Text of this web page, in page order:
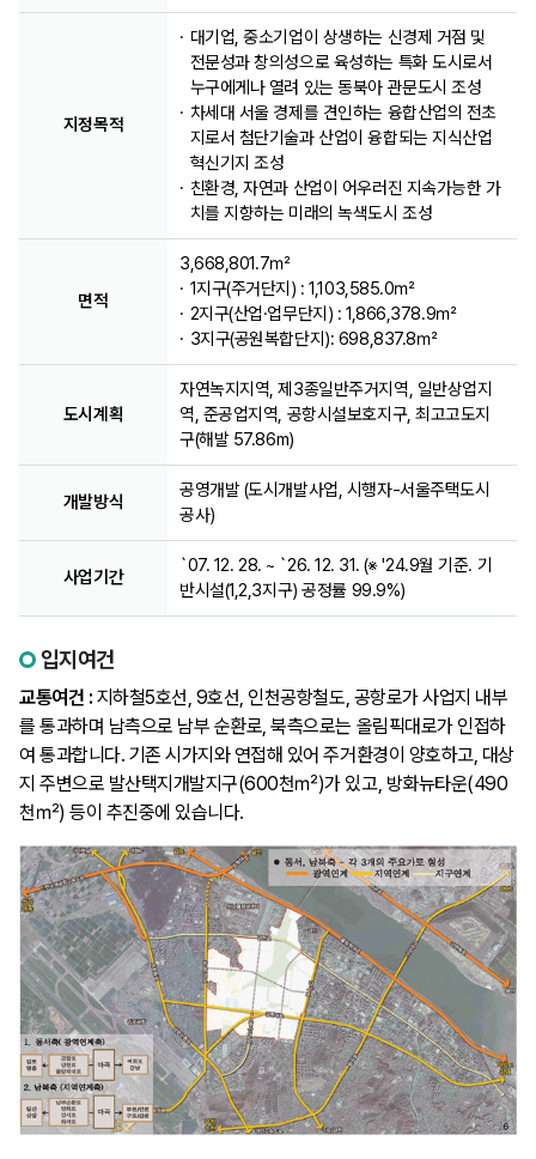
지정목적
대기업, 중소기업이 상생하는 신경제 거점 및
전문성과 창의성으로 육성하는 특화 도시로서
누구에게나 열려 있는 동북아 관문도시 조성
차세대 서울 경제를 견인하는 융합산업의 전초
지로서 첨단기술과 산업이 융합되는 지식산업
혁신기지 조성
친환경, 자연과 산업이 어우러진 지속가능한 가
치를 지향하는 미래의 녹색도시 조성
면적
3,668,801.7㎡
1지구(주거단지) : 1,103,585.0㎡
2지구(산업·업무단지) : 1,866,378.9㎡
3지구(공원복합단지): 698,837.8㎡
도시계획
자연녹지지역, 제3종일반주거지역, 일반상업지
역, 준공업지역, 공항시설보호지구, 최고고도지
구(해발 57.86m)
개발방식
공영개발 (도시개발사업, 시행자-서울주택도시
공사)
사업기간
`07. 12. 28. ~ `26. 12. 31. (※ '24.9월 기준. 기
반시설(1,2,3지구) 공정률 99.9%)
입지여건
교통여건 : 지하철5호선, 9호선, 인천공항철도, 공항로가 사업지 내부
를 통과하며 남측으로 남부 순환로, 북측으로는 올림픽대로가 인접하
여 통과합니다. 기존 시가지와 연접해 있어 주거환경이 양호하고, 대상
지 주변으로 발산택지개발지구(600천㎡)가 있고, 방화뉴타운(490
천㎡) 등이 추진중에 있습니다.